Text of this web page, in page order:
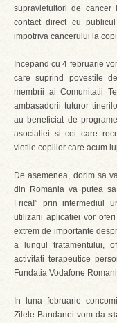
supravietuitori de
contact direct cu
impotriva cancerului la
Incepand cu 4 februarie
care suprind povestile
membrii ai Comunitatii
ambasadorii tuturor
au beneficiat de
asociatiei si cei care
vietile copiilor care acum
De asemenea, dorim sa
din Romania va putea
Frica!” prin intermediul
utilizarii aplicatiei vor
extrem de importante
a lungul tratamentului,
activitati terapeutice
Fundatia Vodafone
In luna februarie
Zilele Bandanei vom da